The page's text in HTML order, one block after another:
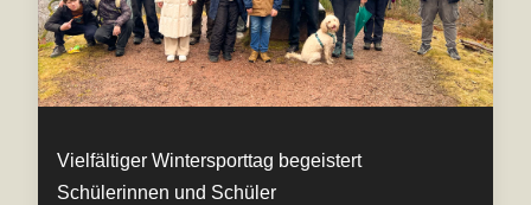
Vielfältiger Wintersporttag begeistert
Schülerinnen und Schüler